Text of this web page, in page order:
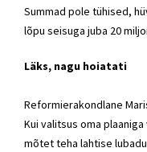
Summad pole tühised,
lõpu seisuga juba 20
Läks, nagu hoiatati
Reformierakondlane
Kui valitsus oma
mõtet teha lahtise